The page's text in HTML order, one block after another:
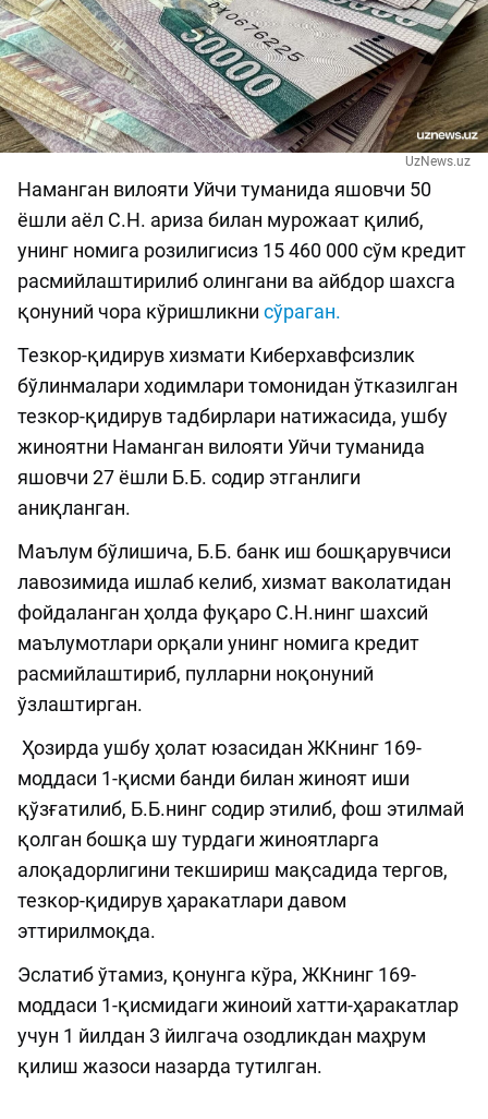
UzNews.uz
Наманган вилояти Уйчи туманида яшовчи 50
ёшли аёл С.Н. ариза билан мурожаат қилиб,
унинг номига розилигисиз 15 460 000 сўм кредит
расмийлаштирилиб олингани ва айбдор шахсга
қонуний чора кўришликни сўраган.
Тезкор-қидирув хизмати Киберхавфсизлик
бўлинмалари ходимлари томонидан ўтказилган
тезкор-қидирув тадбирлари натижасида, ушбу
жиноятни Наманган вилояти Уйчи туманида
яшовчи 27 ёшли Б.Б. содир этганлиги
аниқланган.
Маълум бўлишича, Б.Б. банк иш бошқарувчиси
лавозимида ишлаб келиб, хизмат ваколатидан
фойдаланган ҳолда фуқаро С.Н.нинг шахсий
маълумотлари орқали унинг номига кредит
расмийлаштириб, пулларни ноқонуний
ўзлаштирган.
Ҳозирда ушбу ҳолат юзасидан ЖКнинг 169-
моддаси 1-қисми банди билан жиноят иши
қўзғатилиб, Б.Б.нинг содир этилиб, фош этилмай
қолган бошқа шу турдаги жиноятларга
алоқадорлигини текшириш мақсадида тергов,
тезкор-қидирув ҳаракатлари давом
эттирилмоқда.
Эслатиб ўтамиз, қонунга кўра, ЖКнинг 169-
моддаси 1-қисмидаги жиноий хатти-ҳаракатлар
учун 1 йилдан 3 йилгача озодликдан маҳрум
қилиш жазоси назарда тутилган.